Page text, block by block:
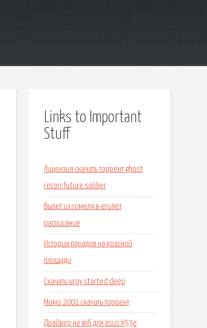
Links to Important
Stuff
Лицензия скачать торрент ghost
recon future soldier
Вылет из гомеля в египет
расписание
История парадов на красной
площади
Скачать игру started deep
Момо 2001 скачать торрент
Драйвер на wifi для asus k53e